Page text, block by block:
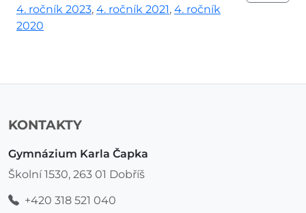
4. ročník 2023, 4. ročník 2021, 4. ročník
2020
KONTAKTY
Gymnázium Karla Čapka
Školní 1530, 263 01 Dobříš
+420 318 521 040